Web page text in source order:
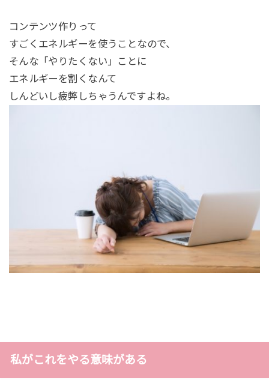
コンテンツ作りって
すごくエネルギーを使うことなので、
そんな「やりたくない」ことに
エネルギーを割くなんて
しんどいし疲弊しちゃうんですよね。
私がこれをやる意味がある